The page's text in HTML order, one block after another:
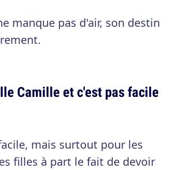
manque pas d'air, son destin
Camille et c'est pas facile
mais surtout pour les
filles à part le fait de devoir